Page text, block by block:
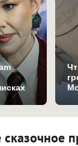
сказочное